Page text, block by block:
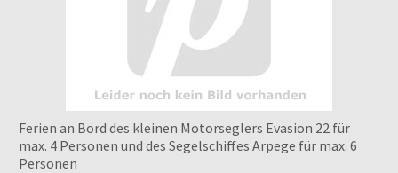
Ferien an Bord des kleinen Motorseglers Evasion 22 für
max. 4 Personen und des Segelschiffes Arpege für max. 6
Personen